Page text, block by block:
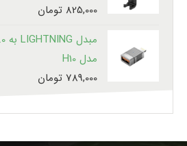
825,000 تومان
مدل H10
789,000 تومان